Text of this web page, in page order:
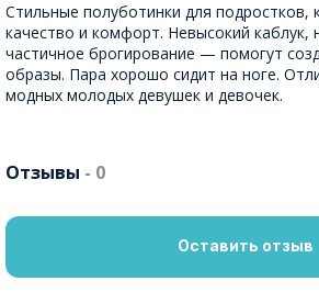
Стильные полуботинки для подростков,
качество и комфорт. Невысокий каблук,
частичное брогирование — помогут
образы. Пара хорошо сидит на ноге.
модных молодых девушек и девочек.
Отзывы - 0
Оставить отзыв